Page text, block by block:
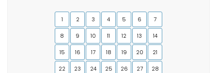
1 2 3 4 5 6 7
8 9 10 11 12 13 14
15 16 17 18 19 20 21
22 23 24 25 26 27 28